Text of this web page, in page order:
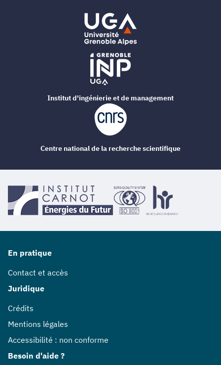
En pratique
Contact et accès
Juridique
Crédits
Mentions légales
Accessibilité : non conforme
Besoin d'aide ?
Institut d'ingénierie et de management
Centre national de la recherche scientifique